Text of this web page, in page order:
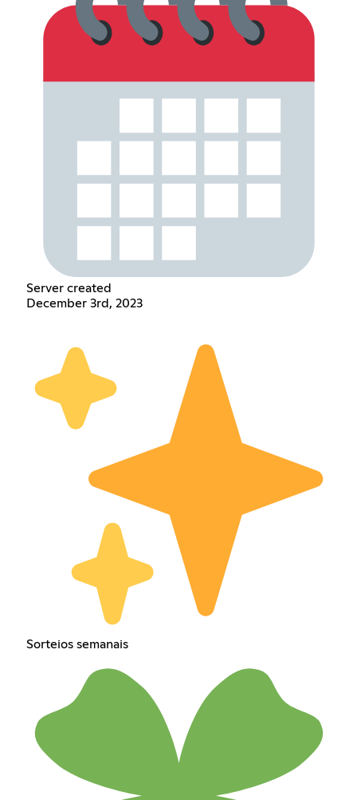
Server created
December 3rd, 2023
Sorteios semanais